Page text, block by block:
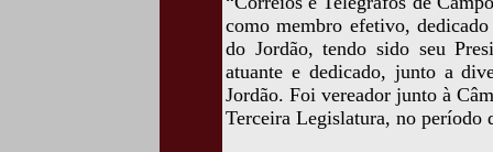
como membro efetivo,
do Jordão, tendo sido seu
atuante e dedicado, junto a
Jordão. Foi vereador junto à
Terceira Legislatura, no período